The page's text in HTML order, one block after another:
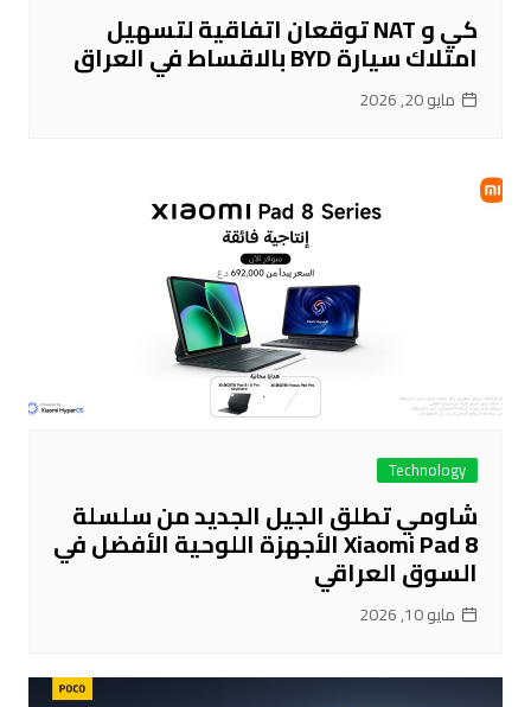
كي و NAT توقعان اتفاقية لتسهيل
امتلاك سيارة BYD بالاقساط في العراق
مايو 20, 2026
Technology
شاومي تطلق الجيل الجديد من سلسلة
Xiaomi Pad 8 الأجهزة اللوحية الأفضل في
السوق العراقي
مايو 10, 2026